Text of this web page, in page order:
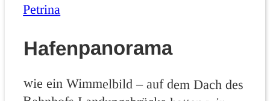
am
Petrina
Hafenpanorama
wie ein Wimmelbild – auf dem Dach des
Bahnhofs Landungsbrücke hatten wir
eine großartige Sicht über Hafen und
Elbe. Martin teilte uns in Zweiergruppen
ein und wir zeichneten im „Tandem“ das